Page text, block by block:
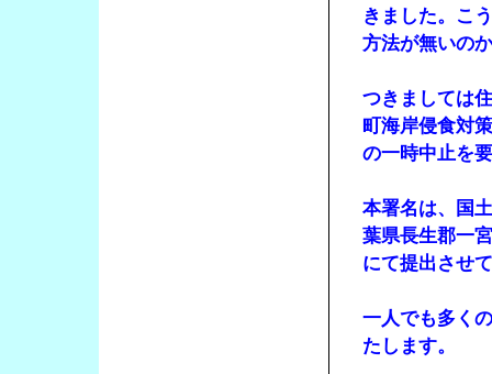
きました。こ
方法が無いの
つきましては
町海岸侵食対
の一時中止を
本署名は、国
葉県長生郡一
にて提出させ
一人でも多く
たします。